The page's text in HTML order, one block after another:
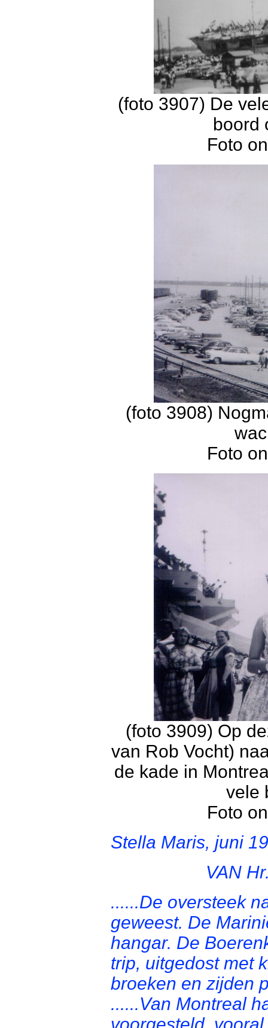
(foto 3907) De
boord
Foto
(foto 3908)
Foto
(foto 3909) Op
van Rob Vocht)
de kade in
vele
Foto
Stella Maris, juni
VAN
......De oversteek
geweest. De
hangar. De
trip, uitgedost met
broeken en zijden
......Van Montreal